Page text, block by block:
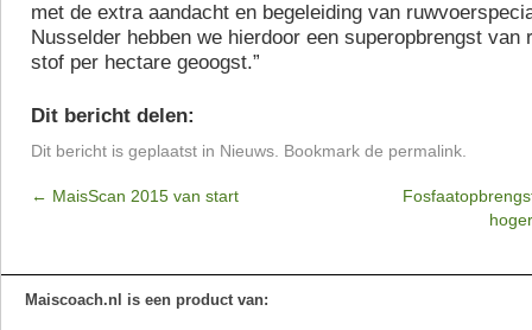
met de extra aandacht en begeleiding van
Nusselder hebben we hierdoor een superopbrengst van
stof per hectare geoogst.”
Dit bericht delen:
Dit bericht is geplaatst in Nieuws . Bookmark de permalink
← MaisScan 2015 van start
Maiscoach.nl is een product van: